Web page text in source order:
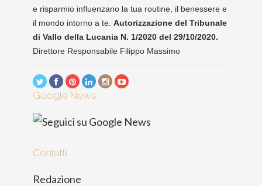
e risparmio influenzano la tua routine, il benessere e
il mondo intorno a te. Autorizzazione del Tribunale
di Vallo della Lucania N. 1/2020 del 29/10/2020.
Direttore Responsabile Filippo Massimo
Google News
Contatti
Redazione